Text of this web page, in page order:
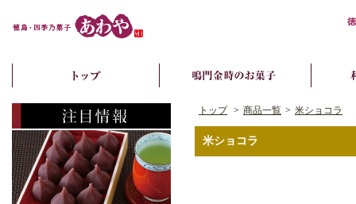
トップ > 商品一覧 > 米ショコラ
米ショコラ